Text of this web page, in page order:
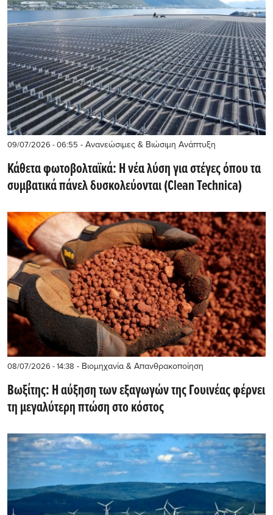
09/07/2026 - 06:55 - Ανανεώσιμες & Βιώσιμη Ανάπτυξη
Κάθετα φωτοβολταϊκά: Η νέα λύση για στέγες όπου τα
συμβατικά πάνελ δυσκολεύονται (Clean Technica)
08/07/2026 - 14:38 - Βιομηχανία & Απανθρακοποίηση
Βωξίτης: Η αύξηση των εξαγωγών της Γουινέας φέρνει
τη μεγαλύτερη πτώση στο κόστος